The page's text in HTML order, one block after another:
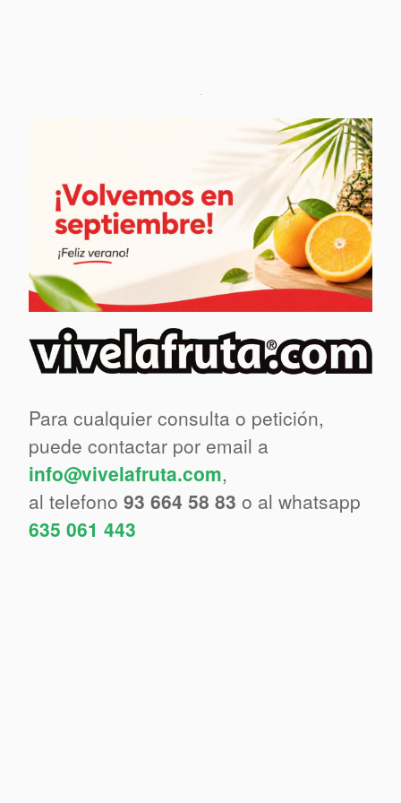
Para cualquier consulta o petición,
puede contactar por email a
info@vivelafruta.com,
al telefono 93 664 58 83 o al whatsapp
635 061 443